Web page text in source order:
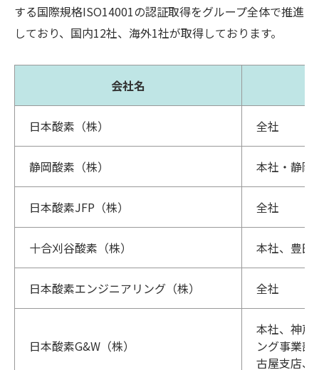
する国際規格ISO14001の認証取得をグループ全体で推進
しており、国内12社、海外1社が取得しております。
会社名
日本酸素（株） 全社
静岡酸素（株） 本社・静岡
日本酸素JFP（株） 全社
十合刈谷酸素（株） 本社、豊田
日本酸素エンジニアリング（株） 全社
日本酸素G&W（株）
本社、神戸
ング事業部
古屋支店、